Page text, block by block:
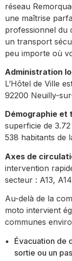
réseau
une maîtrise
professionnel du
un transport
peu importe où
Administration
L’Hôtel de Ville
92200 Neuilly-
Démographie et
superficie de
538 habitants de
Axes de
intervention
secteur : A13,
Au-delà de la
moto intervient
communes
Évacuation de
sortie ou un